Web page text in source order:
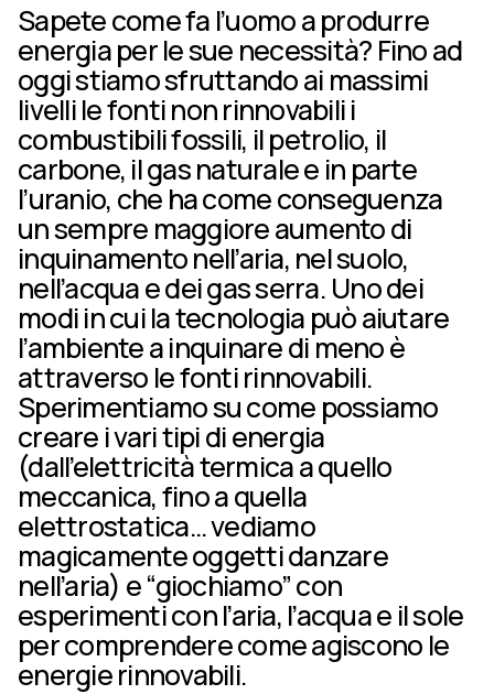
Sapete come fa l’uomo a produrre
energia per le sue necessità? Fino ad
oggi stiamo sfruttando ai massimi
livelli le fonti non rinnovabili i
combustibili fossili, il petrolio, il
carbone, il gas naturale e in parte
l’uranio, che ha come conseguenza
un sempre maggiore aumento di
inquinamento nell’aria, nel suolo,
nell’acqua e dei gas serra. Uno dei
modi in cui la tecnologia può aiutare
l’ambiente a inquinare di meno è
attraverso le fonti rinnovabili.
Sperimentiamo su come possiamo
creare i vari tipi di energia
(dall’elettricità termica a quello
meccanica, fino a quella
elettrostatica… vediamo
magicamente oggetti danzare
nell’aria) e “giochiamo” con
esperimenti con l’aria, l’acqua e il sole
per comprendere come agiscono le
energie rinnovabili.